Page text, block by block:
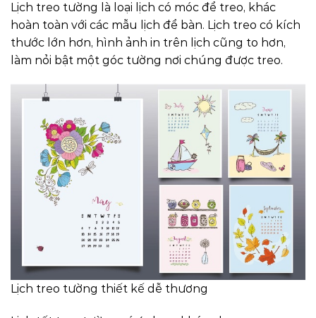
Lịch treo tường là loại lịch có móc để treo, khác
hoàn toàn với các mẫu lịch để bàn. Lịch treo có kích
thước lớn hơn, hình ảnh in trên lịch cũng to hơn,
làm nỏi bật một góc tường nơi chúng được treo.
Lịch treo tường thiết kế dễ thương